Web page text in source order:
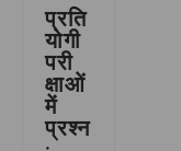
प्रति
योगी
परी
क्षाओं
में
प्रश्न